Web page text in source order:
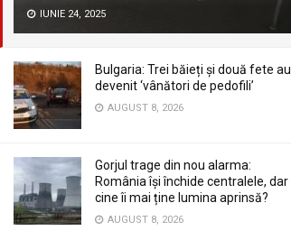
IUNIE 24, 2025
Bulgaria: Trei băieți și două fete au
devenit ‘vânători de pedofili’
AUGUST 8, 2026
Gorjul trage din nou alarma:
România își închide centralele, dar
cine îi mai ține lumina aprinsă?
AUGUST 8, 2026